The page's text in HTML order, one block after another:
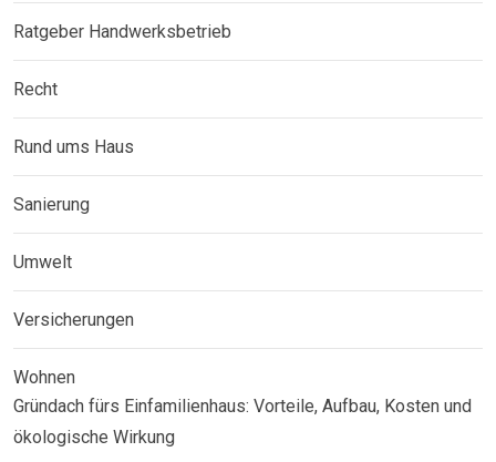
Ratgeber Handwerksbetrieb
Recht
Rund ums Haus
Sanierung
Umwelt
Versicherungen
Wohnen
Gründach fürs Einfamilienhaus: Vorteile, Aufbau, Kosten und
ökologische Wirkung